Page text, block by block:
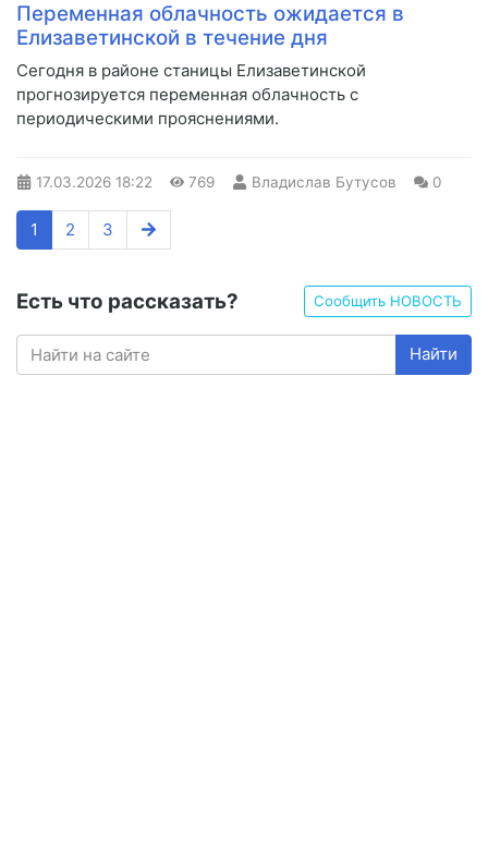
Переменная облачность ожидается в
Елизаветинской в течение дня
Сегодня в районе станицы Елизаветинской
прогнозируется переменная облачность с
периодическими прояснениями.
17.03.2026 18:22 769 Владислав Бутусов 0
1 2 3
Есть что рассказать? Сообщить НОВОСТЬ
Найти